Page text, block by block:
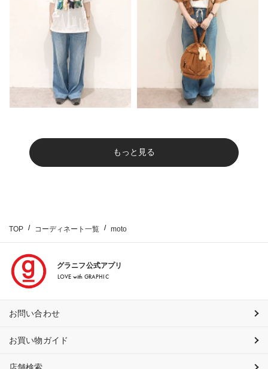
もっと見る
TOP コーディネート一覧 moto
グラニフ公式アプリ
LOVE with GRAPHIC
お問い合わせ
お買い物ガイド